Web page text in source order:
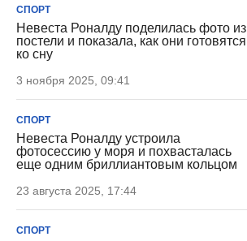
СПОРТ
Невеста Роналду поделилась фото из
постели и показала, как они готовятся
ко сну
3 ноября 2025, 09:41
СПОРТ
Невеста Роналду устроила
фотосессию у моря и похвасталась
еще одним бриллиантовым кольцом
23 августа 2025, 17:44
СПОРТ